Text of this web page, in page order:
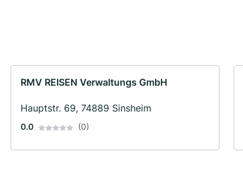
RMV REISEN Verwaltungs GmbH
Hauptstr. 69, 74889 Sinsheim
0.0 (0)